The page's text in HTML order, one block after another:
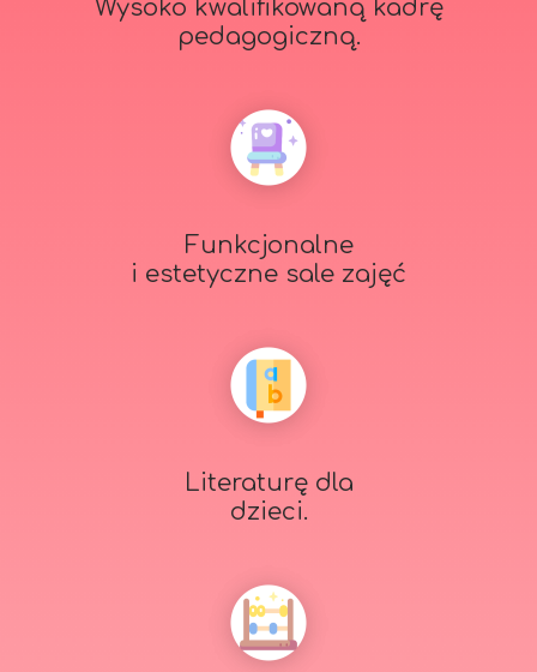
Wysoko kwalifikowaną kadrę
pedagogiczną.
Funkcjonalne
i estetyczne sale zajęć
Literaturę dla
dzieci.